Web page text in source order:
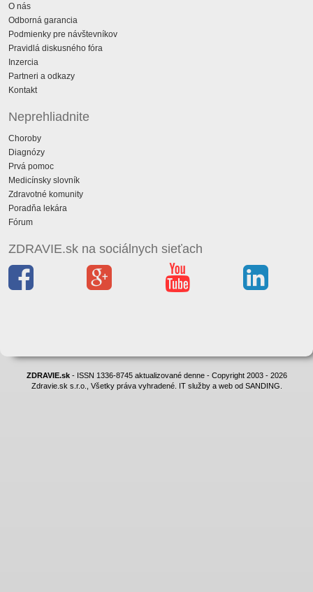
O nás
Odborná garancia
Podmienky pre návštevníkov
Pravidlá diskusného fóra
Inzercia
Partneri a odkazy
Kontakt
Neprehliadnite
Choroby
Diagnózy
Prvá pomoc
Medicínsky slovník
Zdravotné komunity
Poradňa lekára
Fórum
ZDRAVIE.sk na sociálnych sieťach
ZDRAVIE.sk- ISSN 1336-8745 aktualizované denne - Copyright 2003 - 2026
Zdravie.sk s.r.o., Všetky práva vyhradené. IT služby a web od SANDING.